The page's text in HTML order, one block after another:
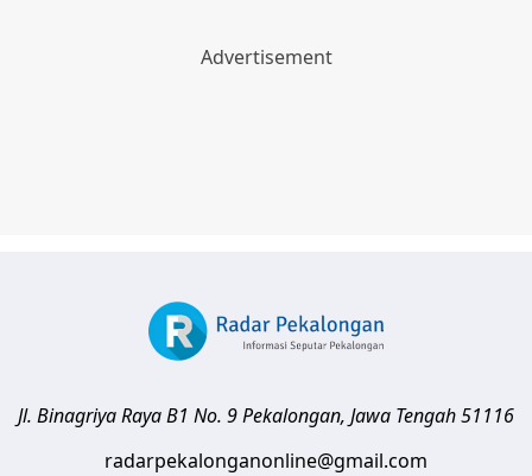
Jl. Binagriya Raya B1 No. 9Pekalongan, Jawa Tengah51116
radarpekalonganonline@gmail.com